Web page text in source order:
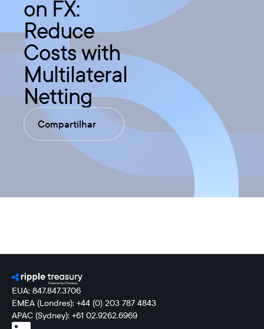
on FX:
Reduce
Costs with
Multilateral
Netting
Compartilhar
EUA: 847.847.3706
EMEA (Londres): +44 (0) 203 787 4843
APAC (Sydney): +61 02.9262.6969